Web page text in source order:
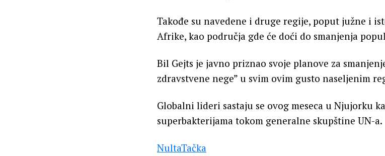
Takođe su navedene i druge regije, poput južne i
Afrike, kao područja gde će doći do smanjenja
Bil Gejts je javno priznao svoje planove za
zdravstvene nege” u svim ovim gusto naseljenim
Globalni lideri sastaju se ovog meseca u Njujorku
superbakterijama tokom generalne skupštine UN-a.
NultaTačka